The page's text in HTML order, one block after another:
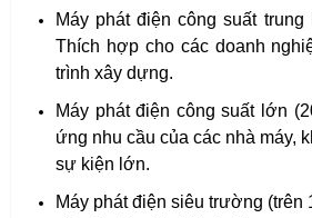
Máy phát điện công suất
Thích hợp cho các doanh
trình xây dựng.
Máy phát điện công suất lớn
ứng nhu cầu của các nhà máy,
sự kiện lớn.
Máy phát điện siêu trường (trên